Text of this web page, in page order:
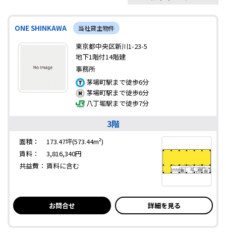
ONE SHINKAWA 当社貸主物件
東京都中央区新川1-23-5
地下1階付14階建
事務所
茅場町駅まで徒歩6分
茅場町駅まで徒歩6分
八丁堀駅まで徒歩7分
3階
面積：
173.47坪(573.44m²)
賃料：
3,816,340円
共益費： 賃料に含む
お問合せ 詳細を見る